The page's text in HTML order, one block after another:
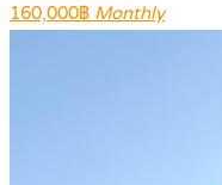
160,000฿ Monthly